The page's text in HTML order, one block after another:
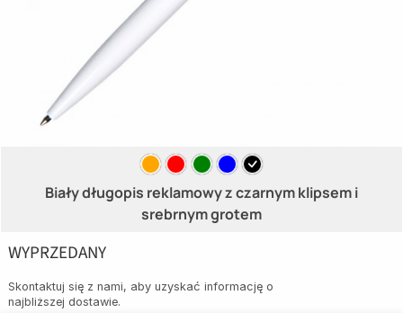
Biały długopis reklamowy z czarnym klipsem i
srebrnym grotem
WYPRZEDANY
Skontaktuj się z nami, aby uzyskać informację o
najbliższej dostawie.